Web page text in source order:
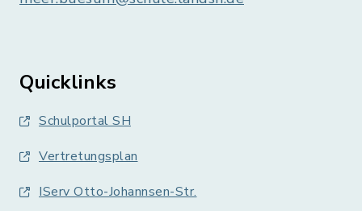
Quicklinks
Schulportal SH
Vertretungsplan
IServ Otto-Johannsen-Str.